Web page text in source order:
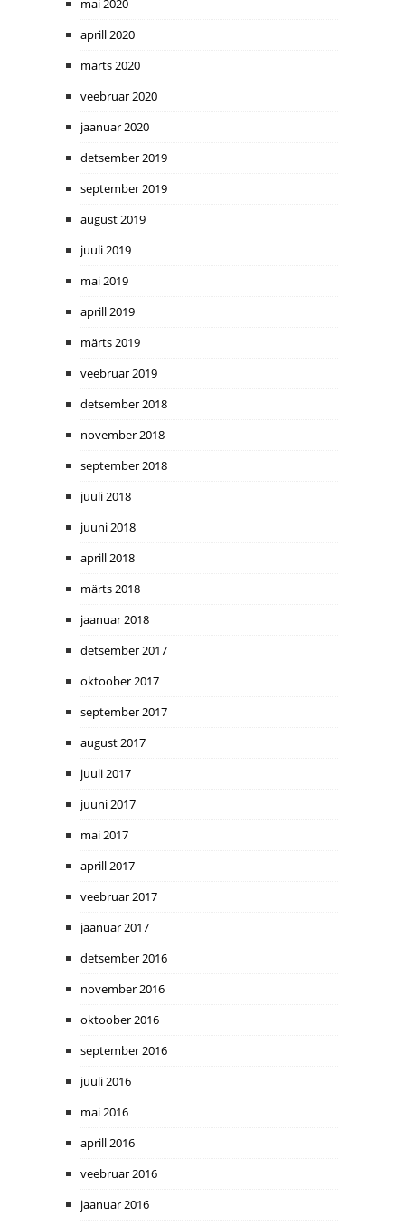
mai 2020
aprill 2020
märts 2020
veebruar 2020
jaanuar 2020
detsember 2019
september 2019
august 2019
juuli 2019
mai 2019
aprill 2019
märts 2019
veebruar 2019
detsember 2018
november 2018
september 2018
juuli 2018
juuni 2018
aprill 2018
märts 2018
jaanuar 2018
detsember 2017
oktoober 2017
september 2017
august 2017
juuli 2017
juuni 2017
mai 2017
aprill 2017
veebruar 2017
jaanuar 2017
detsember 2016
november 2016
oktoober 2016
september 2016
juuli 2016
mai 2016
aprill 2016
veebruar 2016
jaanuar 2016